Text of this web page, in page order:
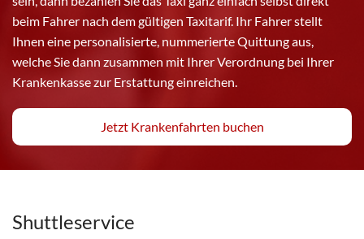
beim Fahrer nach dem gültigen Taxitarif. Ihr Fahrer stellt
Ihnen eine personalisierte, nummerierte Quittung aus,
welche Sie dann zusammen mit Ihrer Verordnung bei Ihrer
Krankenkasse zur Erstattung einreichen.
Jetzt Krankenfahrten buchen
Shuttleservice